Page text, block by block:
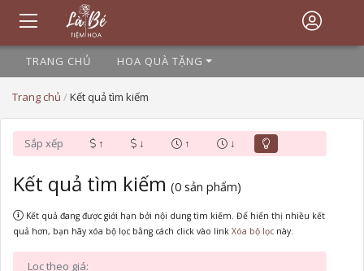
TRANG CHỦ HOA QUÀ TẶNG
Trang chủ /Kết quả tìm kiếm
Sắp xếp ↑ ↓ ↑ ↓
Kết quả tìm kiếm (0 sản phẩm)
Kết quả đang được giới hạn bởi nội dung tìm kiếm. Để hiển thị nhiều kết
quả hơn, bạn hãy xóa bộ lọc bằng cách click vào link
này.
Lọc theo giá: